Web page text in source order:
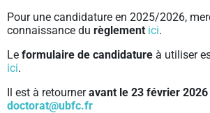
Pour une candidature en 2025/2026,
connaissance du règlement ici.
Le formulaire de candidature à utiliser
ici.
Il est à retourneravant le 23 février 2026
doctorat@ubfc.fr